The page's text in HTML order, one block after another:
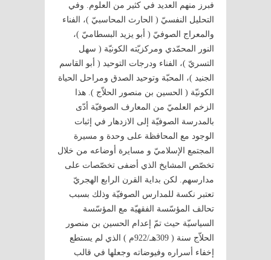
فبرز منهم العديد في كثير من العلوم. وفي
التحليل النفسيّ ( الحارث المحاسبيّ )، الفناء
والمعراج الصوفيّ ( أبو يزيد البسطاميّ )،
النور المحمّدي ومركزيّته الكونيّة ( سهل
التسريّ )، الفناء ودرجات التوحيد ( أبو القاسم
الجنيد )، المحبّة وتوحيد الصدق ومراحل الحياة
الكونيّة ( الحسين بن منصور الحلاّج ). هذا
الزخم العلميّ من المعارف الصوفيّة أدّى
بالمدرسة الصوفيّة إلى الازدهار في إثبات
الوجود مع المحافظة على وحدة و مسيرة
المجتمع الإسلاميّ و مسايرة أوضاعه من خلال
تخصّص المشايخ الذي أضفى تخصّصات على
مدارسهم. لكن بداية القرن الرابع الهجريّ
تعتبر نكسة للمدارس الصوفيّة وذلك بسبب
تحالف المؤسّسة الفقهيّة مع المؤسّسة
السياسيّة حيث تمّ إعدام الحسين بن منصور
الحلاّج سنة ( 309هـ/922م ) الذي لم يستطع
إخفاء أسراره وفيوضاته وجعلها في قالب